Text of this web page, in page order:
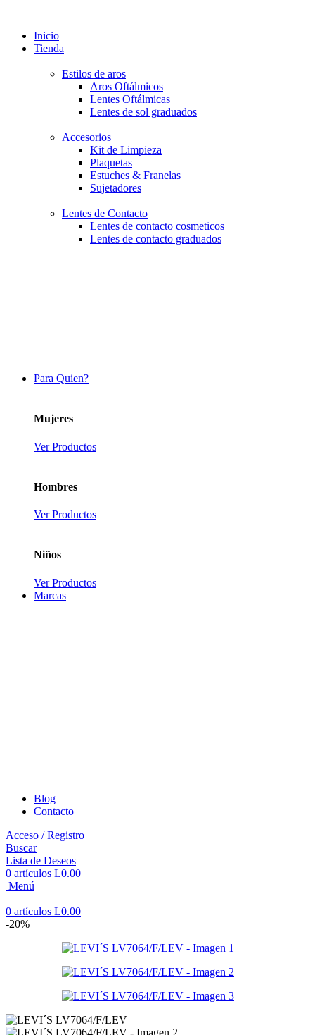
Inicio
Tienda
Estilos de aros
Aros Oftálmicos
Lentes Oftálmicas
Lentes de sol graduados
Accesorios
Kit de Limpieza
Plaquetas
Estuches & Franelas
Sujetadores
Lentes de Contacto
Lentes de contacto cosmeticos
Lentes de contacto graduados
Para Quien?
Mujeres
Ver Productos
Hombres
Ver Productos
Niños
Ver Productos
Marcas
Blog
Contacto
Acceso / Registro
Buscar
Lista de Deseos
0 artículos L0.00
Menú
0 artículos L0.00
-20%